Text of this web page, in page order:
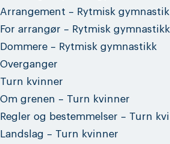
Arrangement – Rytmisk
For arrangør – Rytmisk gymnastikk
Dommere – Rytmisk gymnastikk
Overganger
Turn kvinner
Om grenen – Turn kvinner
Regler og bestemmelser – Turn
Landslag – Turn kvinner